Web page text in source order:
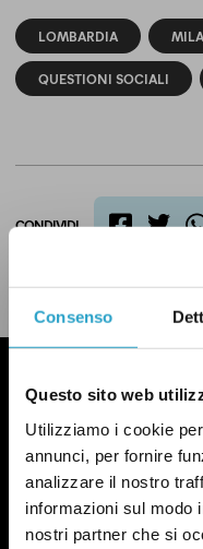
Consenso
Questo sito web
Utilizziamo i cookie
annunci, per fornire
analizzare il nostro
informazioni sul modo
nostri partner che si
LOMBARDIA
QUESTIONI SOCIALI
CONDIVIDI
LEGGI LA NOSTRA